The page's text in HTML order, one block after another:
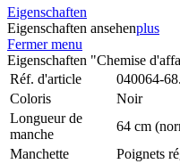
Eigenschaften
Eigenschaften ansehenplus
Fermer menu
Eigenschaften "Chemise
Réf. d'article
040064-
Coloris
Noir
Longueur de
manche
64 cm
Manchette
Poignets